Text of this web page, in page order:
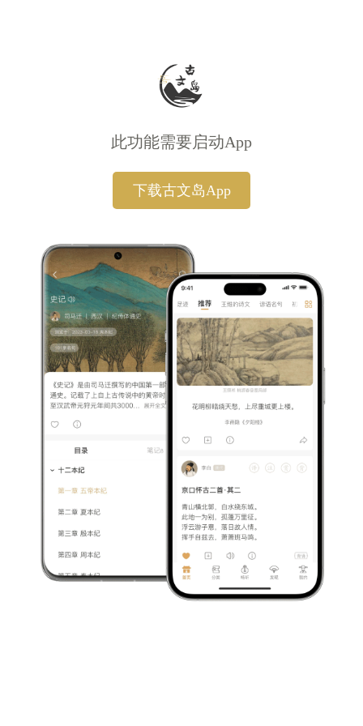
此功能需要启动App
下载古文岛App